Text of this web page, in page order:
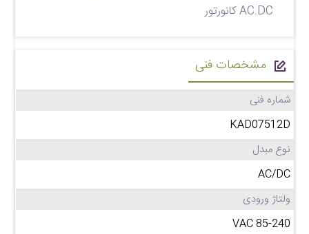
AC.DC کانورتور
مشخصات فنی
شماره فنی
KAD07512D
نوع مبدل
AC/DC
ولتاژ ورودی
85-240 VAC